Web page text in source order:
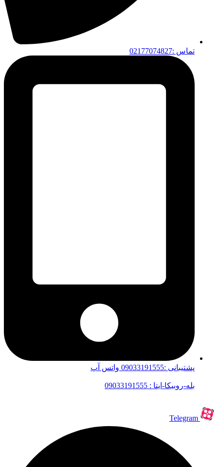
تماس :02177074827
پشتیبانی :09033191555 واتس آپ
بله-روبیکا-ایتا : 09033191555
Telegram